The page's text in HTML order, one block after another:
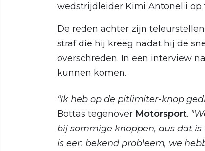
wedstrijdleider Kimi Antonelli op
De reden achter zijn
straf die hij kreeg nadat hij de
overschreden. In een interview
kunnen komen.
“Ik heb op de pitlimiter-knop
Bottas tegenover Motorsport.
bij sommige knoppen, dus dat
is een bekend probleem, we